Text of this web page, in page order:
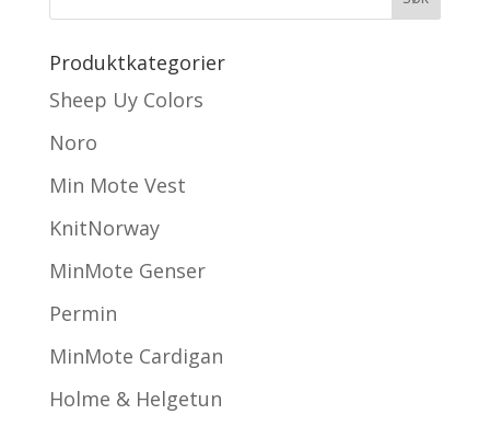
Produktkategorier
Sheep Uy Colors
Noro
Min Mote Vest
KnitNorway
MinMote Genser
Permin
MinMote Cardigan
Holme & Helgetun